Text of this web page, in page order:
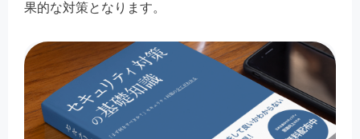
果的な対策となります。